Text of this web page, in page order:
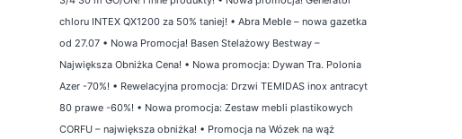
chloru INTEX QX1200 za 50% taniej! • Abra Meble – nowa gazetka
od 27.07 • Nowa Promocja! Basen Stelażowy Bestway –
Największa Obniżka Cena! • Nowa promocja: Dywan Tra. Polonia
Azer -70%! • Rewelacyjna promocja: Drzwi TEMIDAS inox antracyt
80 prawe -60%! • Nowa promocja: Zestaw mebli plastikowych
CORFU – największa obniżka! • Promocja na Wózek na wąż